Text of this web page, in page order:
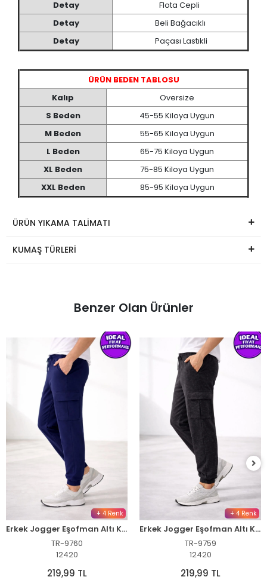
Detay
Flota Cepli
Detay
Beli Bağacıklı
Detay
Paçası Lastıkli
ÜRÜN BEDEN TABLOSU
Kalıp
Oversize
S Beden
45-55 Kiloya Uygun
M Beden
55-65 Kiloya Uygun
L Beden
65-75 Kiloya Uygun
XL Beden
75-85 Kiloya Uygun
XXL Beden 85-95 Kiloya Uygun
ÜRÜN YIKAMA TALİMATI
KUMAŞ TÜRLERİ
Benzer Olan Ürünler
+ 4 Renk
Erkek Jogger Eşofman Altı Kargo Cepli Lastikli Paça Spor Pantolon - Lacivert
TR-9760
12420
219,99 TL
+ 4 Renk
Erkek Jogger Eşofman Altı Kargo Cepli Lastikli Paça Spor Pantolon - Füme
TR-9759
12420
219,99 TL